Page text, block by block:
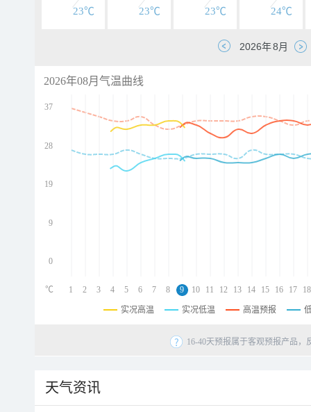
23℃ 23℃ 23℃ 24℃
2026年08月气温曲线
37
28
19
9
0
1 2 3 4 5 6 7 8 9 10 11 12 13 14 15 16 17 18
℃
实况高温 实况低温 高温预报
16-40天预报属于客观预报产品
天气资讯